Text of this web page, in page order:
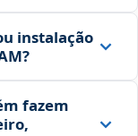
instalação
fazem